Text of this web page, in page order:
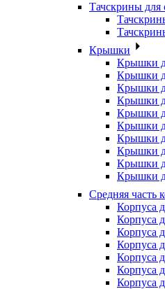
Тачскрины для
Крышки
Крышки
Крышки
Крышки
Крышки
Крышки
Крышки
Крышки
Крышки
Крышки
Крышки
Средняя часть
Корпуса
Корпуса
Корпуса
Корпуса
Корпуса
Корпуса
Корпуса